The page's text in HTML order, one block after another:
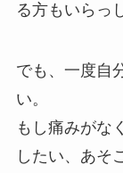
る方もいらっ
でも、一度自
い。
もし痛みがな
したい、あそ